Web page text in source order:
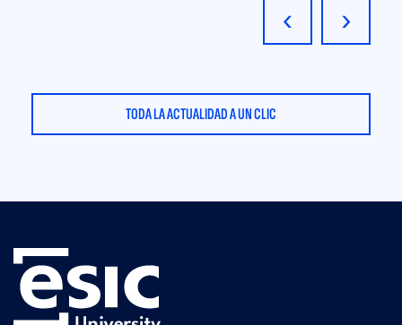
‹ ›
TODA LA ACTUALIDAD A UN CLIC